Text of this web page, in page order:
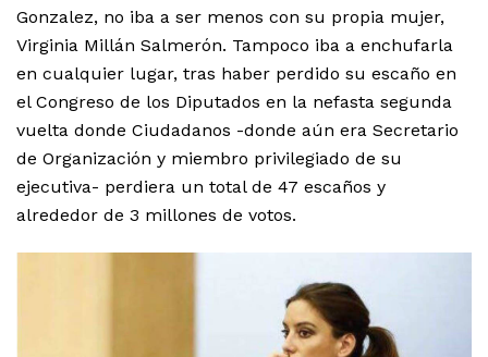
Gonzalez, no iba a ser menos con su propia mujer,
Virginia Millán Salmerón. Tampoco iba a enchufarla
en cualquier lugar, tras haber perdido su escaño en
el Congreso de los Diputados en la nefasta segunda
vuelta donde Ciudadanos -donde aún era Secretario
de Organización y miembro privilegiado de su
ejecutiva- perdiera un total de 47 escaños y
alrededor de 3 millones de votos.